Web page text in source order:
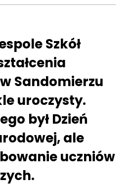
Szkół
Sandomierzu
uroczysty.
był Dzień
ale
uczniów